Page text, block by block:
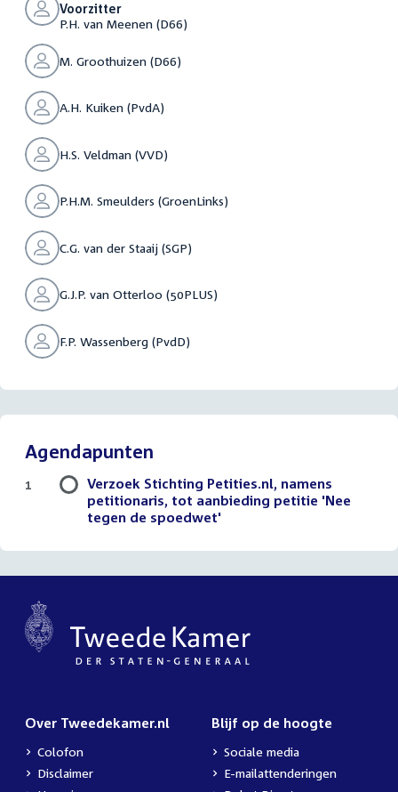
Voorzitter
P.H. van Meenen (D66)
M. Groothuizen (D66)
A.H. Kuiken (PvdA)
H.S. Veldman (VVD)
P.H.M. Smeulders (GroenLinks)
C.G. van der Staaij (SGP)
G.J.P. van Otterloo (50PLUS)
F.P. Wassenberg (PvdD)
Agendapunten
Verzoek Stichting Petities.nl, namens
petitionaris, tot aanbieding petitie 'Nee
tegen de spoedwet'
1
Over Tweedekamer.nl
Colofon
Disclaimer
Blijf op de hoogte
Sociale media
E-mailattenderingen